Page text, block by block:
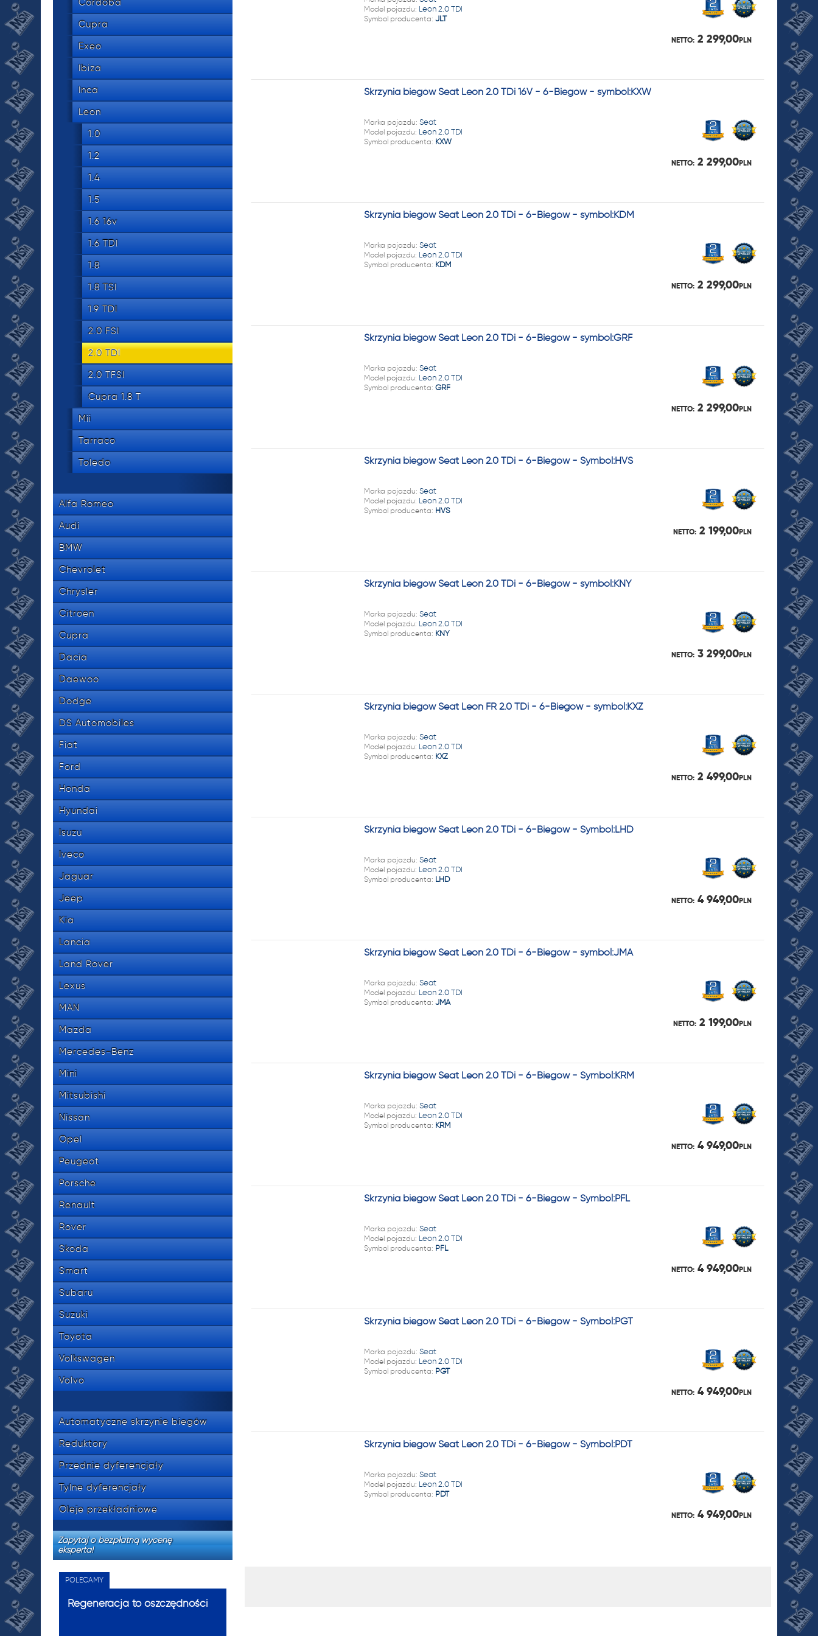
tel.
Cordoba
Cupra
Exeo
Ibiza
Inca
Leon
1.0
1.2
1.4
1.5
1.6 16v
1.6 TDI
1.8
1.8 TSI
1.9 TDI
2.0 FSI
2.0 TDI
2.0 TFSI
Cupra 1.8 T
Mii
Tarraco
Toledo
Alfa Romeo
Audi
BMW
Chevrolet
Chrysler
Citroen
Cupra
Dacia
Daewoo
Dodge
DS Automobiles
Fiat
Ford
Honda
Hyundai
Isuzu
Iveco
Jaguar
Jeep
Kia
Lancia
Land Rover
Lexus
MAN
Mazda
Mercedes-Benz
Mini
Mitsubishi
Nissan
Opel
Peugeot
Porsche
Renault
Rover
Skoda
Smart
Subaru
Suzuki
Toyota
Volkswagen
Volvo
Automatyczne skrzynie biegów
Reduktory
Przednie dyferencjały
Tylne dyferencjały
Oleje przekładniowe
Zapytaj o bezpłatną wycenę
eksperta!
POLECAMY
Regeneracja to oszczędności
Model pojazdu: Leon 2.0 TDI
Symbol producenta: JLT
NETTO: 2 299,00PLN
Skrzynia biegów Seat Leon 2.0 TDi 16V - 6-Biegów - symbol:KXW
Marka pojazdu: Seat
Model pojazdu: Leon 2.0 TDI
Symbol producenta: KXW
NETTO: 2 299,00PLN
Skrzynia biegów Seat Leon 2.0 TDi - 6-Biegów - symbol:KDM
Marka pojazdu: Seat
Model pojazdu: Leon 2.0 TDI
Symbol producenta: KDM
NETTO: 2 299,00PLN
Skrzynia biegów Seat Leon 2.0 TDi - 6-Biegów - symbol:GRF
Marka pojazdu: Seat
Model pojazdu: Leon 2.0 TDI
Symbol producenta: GRF
NETTO: 2 299,00PLN
Skrzynia biegów Seat Leon 2.0 TDi - 6-Biegów - Symbol:HVS
Marka pojazdu: Seat
Model pojazdu: Leon 2.0 TDI
Symbol producenta: HVS
NETTO: 2 199,00PLN
Skrzynia biegów Seat Leon 2.0 TDi - 6-Biegów - symbol:KNY
Marka pojazdu: Seat
Model pojazdu: Leon 2.0 TDI
Symbol producenta: KNY
NETTO: 3 299,00PLN
Skrzynia biegów Seat Leon FR 2.0 TDi - 6-Biegów - symbol:KXZ
Marka pojazdu: Seat
Model pojazdu: Leon 2.0 TDI
Symbol producenta: KXZ
NETTO: 2 499,00PLN
Skrzynia biegów Seat Leon 2.0 TDi - 6-Biegów - Symbol:LHD
Marka pojazdu: Seat
Model pojazdu: Leon 2.0 TDI
Symbol producenta: LHD
NETTO: 4 949,00PLN
Skrzynia biegów Seat Leon 2.0 TDi - 6-Biegów - symbol:JMA
Marka pojazdu: Seat
Model pojazdu: Leon 2.0 TDI
Symbol producenta: JMA
NETTO: 2 199,00PLN
Skrzynia biegów Seat Leon 2.0 TDi - 6-Biegów - Symbol:KRM
Marka pojazdu: Seat
Model pojazdu: Leon 2.0 TDI
Symbol producenta: KRM
NETTO: 4 949,00PLN
Skrzynia biegów Seat Leon 2.0 TDi - 6-Biegów - Symbol:PFL
Marka pojazdu: Seat
Model pojazdu: Leon 2.0 TDI
Symbol producenta: PFL
NETTO: 4 949,00PLN
Skrzynia biegów Seat Leon 2.0 TDi - 6-Biegów - Symbol:PGT
Marka pojazdu: Seat
Model pojazdu: Leon 2.0 TDI
Symbol producenta: PGT
NETTO: 4 949,00PLN
Skrzynia biegów Seat Leon 2.0 TDi - 6-Biegów - Symbol:PDT
Marka pojazdu: Seat
Model pojazdu: Leon 2.0 TDI
Symbol producenta: PDT
NETTO: 4 949,00PLN